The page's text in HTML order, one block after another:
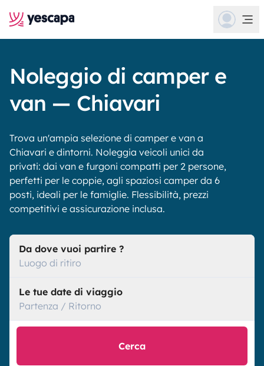
Noleggio di camper e
van — Chiavari
Trova un'ampia selezione di camper e van a
Chiavari e dintorni. Noleggia veicoli unici da
privati: dai van e furgoni compatti per 2 persone,
perfetti per le coppie, agli spaziosi camper da 6
posti, ideali per le famiglie. Flessibilità, prezzi
competitivi e assicurazione inclusa.
Da dove vuoi partire ?
Luogo di ritiro
Le tue date di viaggio
Partenza / Ritorno
Cerca